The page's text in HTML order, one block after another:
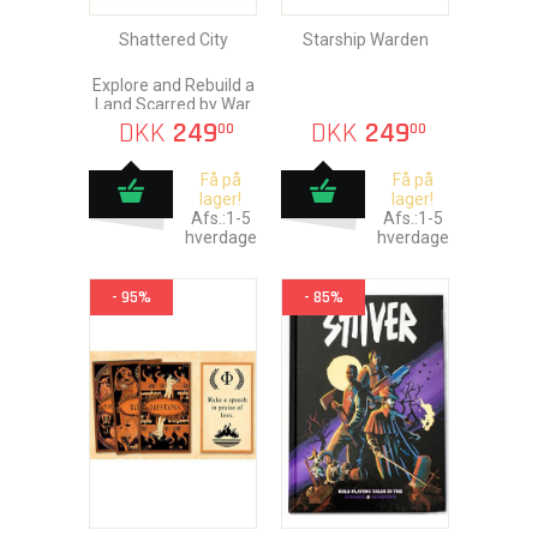
Shattered City
Explore and Rebuild a
Land Scarred by War
DKK 24900
Få på
lager!
Afs.:1-5
hverdage
Starship Warden
DKK 24900
Få på
lager!
Afs.:1-5
hverdage
- 95% - 85%